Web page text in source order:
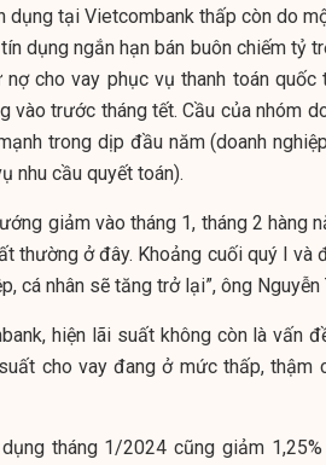
dụng tại Vietcombank thấp còn do
dụng ngắn hạn bán buôn chiếm tỷ
nợ cho vay phục vụ thanh toán
vào trước tháng tết. Cầu của nhóm
trong dịp đầu năm (doanh
nhu cầu quyết toán).
giảm vào tháng 1, tháng 2 hàng
thường ở đây. Khoảng cuối quý I và
cá nhân sẽ tăng trở lại”, ông Nguyễn
hiện lãi suất không còn là vấn
cho vay đang ở mức thấp, thậm
tháng 1/2024 cũng giảm